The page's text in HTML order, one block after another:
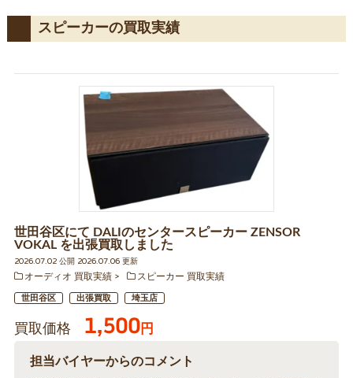
スピーカーの買取実績
世田谷区にて DALIのセンタースピーカー ZENSOR
VOKAL を出張買取しました
2026.07.02 公開 2026.07.06 更新
オーディオ 買取実績
スピーカー 買取実績
世田谷区 出張買取 埼玉店
買取価格 1,500円
担当バイヤーからのコメント